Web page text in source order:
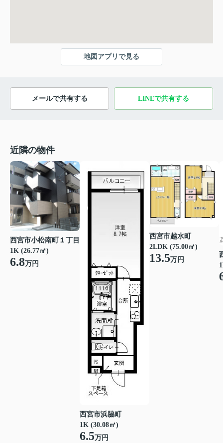
地図アプリで見る
メールで共有する LINEで共有する
近隣の物件
西宮市小松南町１丁目
1K (26.77㎡)
6.8万円
西宮市浜脇町
1K (30.08㎡)
6.5万円
西宮市越水町
2LDK (75.00㎡)
13.5万円